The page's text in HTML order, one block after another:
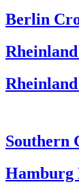
Berlin
Southern
Hamburg